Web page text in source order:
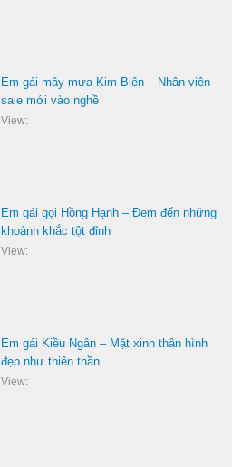
Em gái mây mưa Kim Biên – Nhân viên
sale mới vào nghề
View:
Em gái gọi Hồng Hạnh – Đem đến những
khoảnh khắc tột đỉnh
View:
Em gái Kiều Ngân – Mặt xinh thân hình
đẹp như thiên thần
View: